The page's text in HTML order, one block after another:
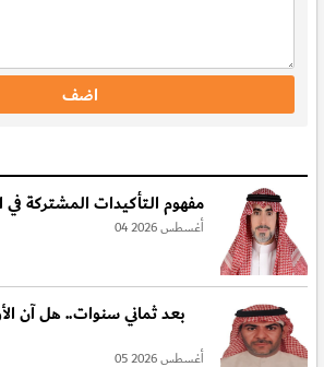
مفهوم الـتأكيدات المشتركة
04 أغسطس 2026
بعد ثماني سنوات.. هل آن
05 أغسطس 2026